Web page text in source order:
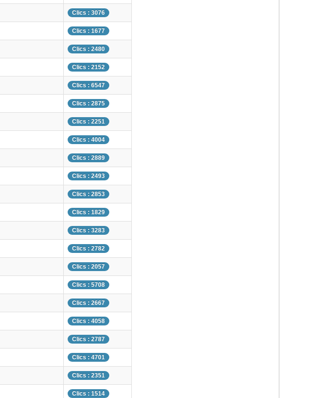
Clics : 3076
Clics : 1677
Clics : 2480
Clics : 2152
Clics : 6547
Clics : 2875
Clics : 2251
Clics : 4004
Clics : 2889
Clics : 2493
Clics : 2853
Clics : 1829
Clics : 3283
Clics : 2782
Clics : 2057
Clics : 5708
Clics : 2667
Clics : 4058
Clics : 2787
Clics : 4701
Clics : 2351
Clics : 1514